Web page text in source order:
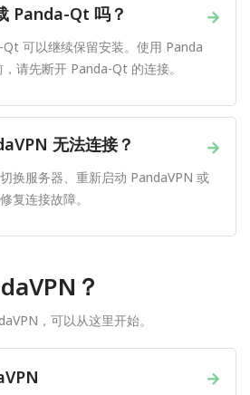
→
Panda-Qt 吗？
可以继续保留安装。使用 Panda
请先断开 Panda-Qt 的连接。
→
无法连接？
换服务器、重新启动 PandaVPN 或
复连接故障。
？
，可以从这里开始。
→